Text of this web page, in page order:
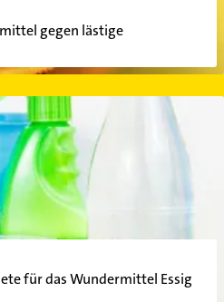
gegen lästige
für das Wundermittel Essig
das Wundermittel Essig